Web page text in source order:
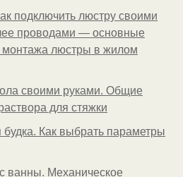
подключить люстру своими
проводами — основные
монтажа люстры в жилом
своими руками. Общие
для стяжки
Как выбрать параметры
ванны. Механическое